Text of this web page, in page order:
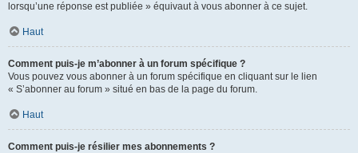
lorsqu’une réponse est publiée » équivaut à vous abonner à ce sujet.
Haut
Comment puis-je m’abonner à un forum spécifique ?
Vous pouvez vous abonner à un forum spécifique en cliquant sur le lien
« S’abonner au forum » situé en bas de la page du forum.
Haut
Comment puis-je résilier mes abonnements ?